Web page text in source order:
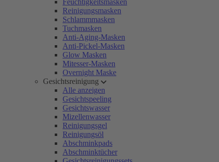
Feuchtigkeitsmasken
Reinigungsmasken
Schlammmasken
Tuchmasken
Anti-Aging-Masken
Anti-Pickel-Masken
Glow Masken
Mitesser-Masken
Overnight Maske
Gesichtsreinigung
Alle anzeigen
Gesichtspeeling
Gesichtswasser
Mizellenwasser
Reinigungsgel
Reinigungsöl
Abschminkpads
Abschminktücher